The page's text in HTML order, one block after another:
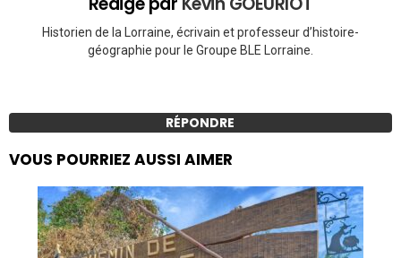
Historien de la Lorraine, écrivain et professeur d’histoire-
géographie pour le Groupe BLE Lorraine.
RÉPONDRE
VOUS POURRIEZ AUSSI AIMER